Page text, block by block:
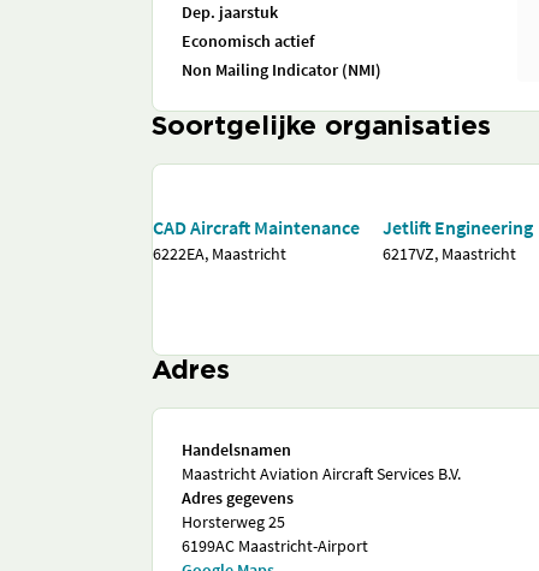
Dep. jaarstuk
Economisch actief
Non Mailing Indicator (NMI)
Soortgelijke organisaties
CAD Aircraft Maintenance
6222EA, Maastricht
Jetlift Engineering
6217VZ, Maastricht
Adres
Handelsnamen
Maastricht Aviation Aircraft Services B.V.
Adres gegevens
Horsterweg 25
6199AC Maastricht-Airport